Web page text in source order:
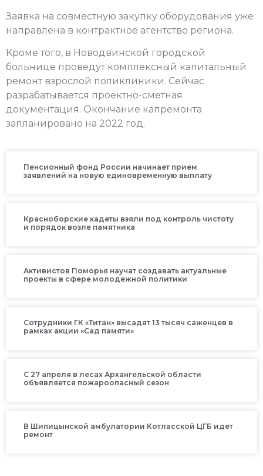
Заявка на совместную закупку оборудования уже
направлена в контрактное агентство региона.
Кроме того, в Новодвинской городской
больнице проведут комплексный капитальный
ремонт взрослой поликлиники. Сейчас
разрабатывается проектно-сметная
документация. Окончание капремонта
запланировано на 2022 год.
Пенсионный фонд России начинает прием
заявлений на новую единовременную выплату
Красноборские кадеты взяли под контроль чистоту
и порядок возле памятника
Активистов Поморья научат создавать актуальные
проекты в сфере молодежной политики
Сотрудники ГК «Титан» высадят 13 тысяч саженцев в
рамках акции «Сад памяти»
С 27 апреля в лесах Архангельской области
объявляется пожароопасный сезон
В Шипицынской амбулатории Котласской ЦГБ идет
ремонт